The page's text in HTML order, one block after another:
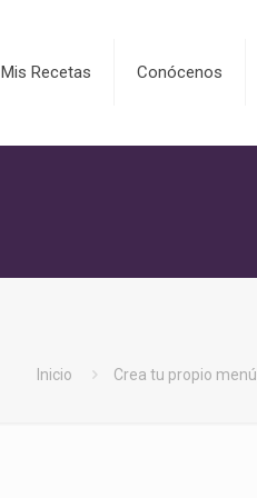
Mis Recetas Conócenos
Inicio Crea tu propio menú